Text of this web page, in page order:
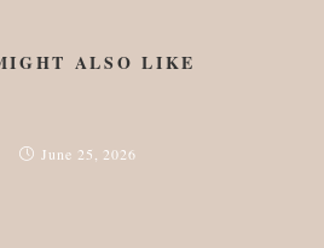
ALSO LIKE
June 25, 2026